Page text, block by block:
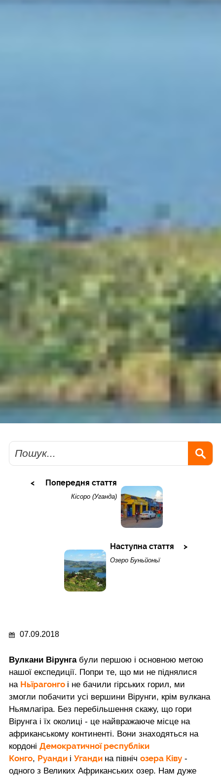
Пошук
Попередня стаття
Кісоро (Уганда)
Наступна стаття
Озеро Буньйоньї
07.09.2018
Вулкани Вірунгабули першою і основною метою
нашої експедиції. Попри те, що ми не піднялися
на Ньїрагонго і не бачили гірських горил, ми
змогли побачити усі вершини Вірунги, крім вулкана
Ньямлагіра. Без перебільшення скажу, що гори
Вірунга і їх околиці - це найвражаюче місце на
африканському континенті. Вони знаходяться на
кордоні Демократичної республіки
Конго, Руанди і Уганди на північ озера Ківу -
одного з Великих Африканських озер. Нам дуже